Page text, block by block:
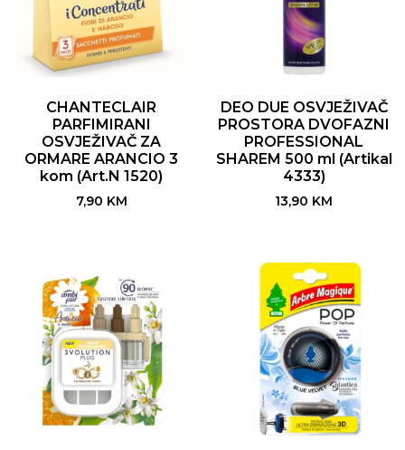
CHANTECLAIR
PARFIMIRANI
OSVJEŽIVAČ ZA
ORMARE ARANCIO 3
kom (Art.N 1520)
7,90 KM
DEO DUE OSVJEŽIVAČ
PROSTORA DVOFAZNI
PROFESSIONAL
SHAREM 500 ml (Artikal
4333)
13,90 KM